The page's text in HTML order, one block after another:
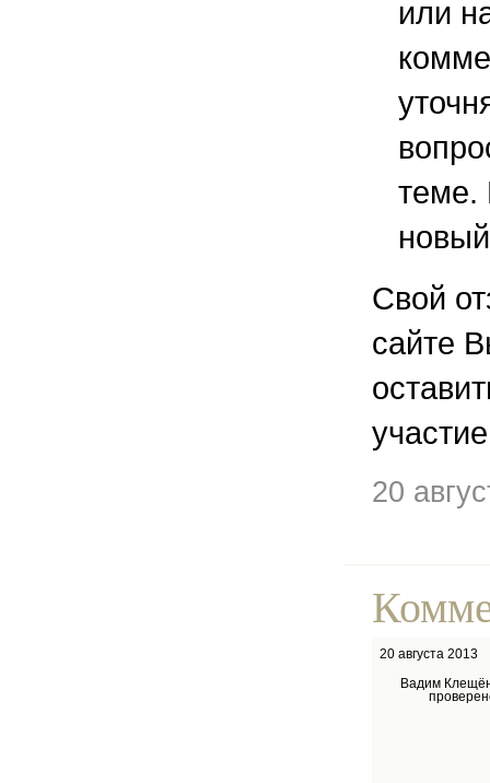
или
теме.
Свой
сайте
20
20 августа 2013
Вадим